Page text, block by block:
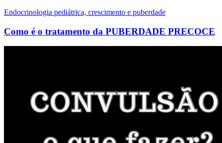
Endocrinologia pediátrica, crescimento e puberdade
Como é o tratamento da PUBERDADE PRECOCE